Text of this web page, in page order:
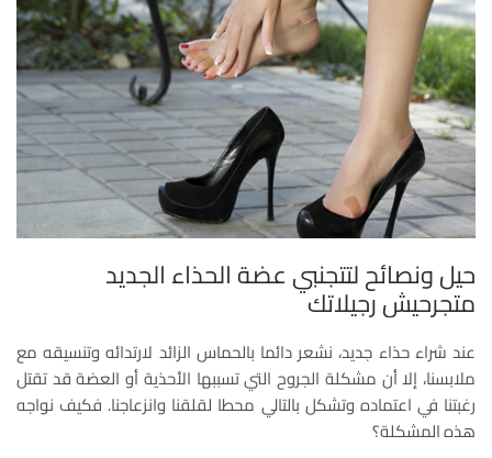
حيل ونصائح لتتجنبي عضة الحذاء الجديد
متجرحيش رجيلاتك
عند شراء حذاء جديد، نشعر دائما بالحماس الزائد لارتدائه وتنسيقه مع
ملابسنا، إلا أن مشكلة الجروح ‏التي تسببها الأحذية أو العضة قد تقتل
رغبتنا في اعتماده وتشكل بالتالي محطا لقلقنا وانزعاجنا. فكيف ‏نواجه
هذه المشكلة؟